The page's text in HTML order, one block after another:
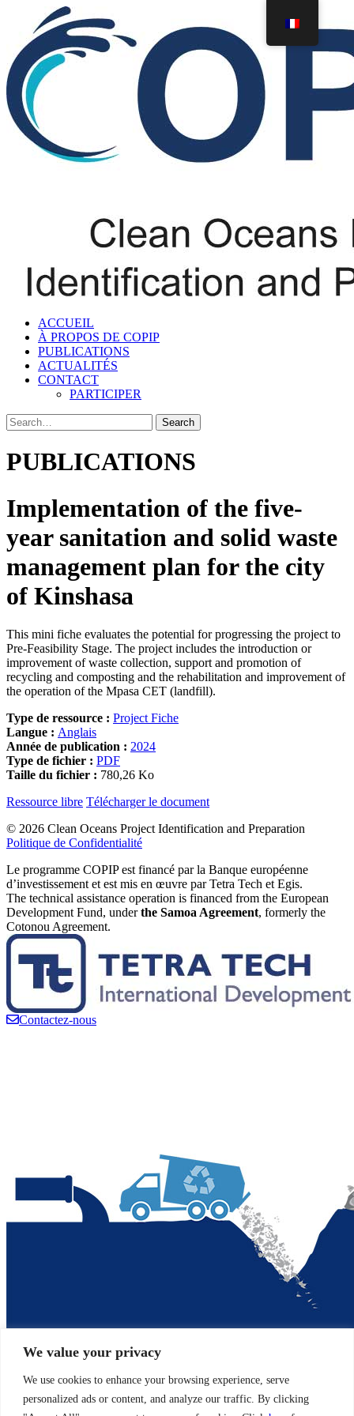
We value your privacy
We use cookies to enhance your browsing experience, serve
personalized ads or content, and analyze our traffic. By clicking
ACCUEIL
À PROPOS DE COPIP
PUBLICATIONS
ACTUALITÉS
CONTACT
PARTICIPER
PUBLICATIONS
Implementation of the five-
year sanitation and solid waste
management plan for the city
of Kinshasa
This mini fiche evaluates the potential for progressing the project to
Pre-Feasibility Stage. The project includes the introduction or
improvement of waste collection, support and promotion of
recycling and composting and the rehabilitation and improvement of
the operation of the Mpasa CET (landfill).
Type de ressource : Project Fiche
Langue : Anglais
Année de publication : 2024
Type de fichier : PDF
Taille du fichier : 780,26 Ko
Ressource libre Télécharger le document
© 2026 Clean Oceans Project Identification and Preparation
Politique de Confidentialité
Le programme COPIP est financé par la Banque européenne
d’investissement et est mis en œuvre par Tetra Tech et Egis.
The technical assistance operation is financed from the European
Development Fund, underthe Samoa Agreement, formerly the
Cotonou Agreement.
Contactez-nous